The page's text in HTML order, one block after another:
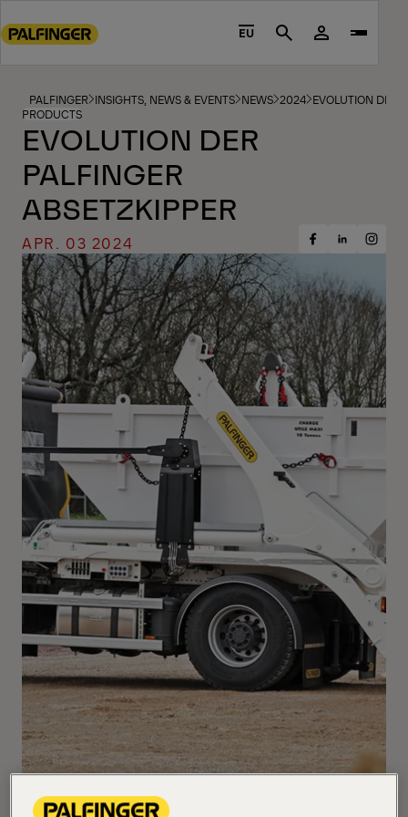
to
footer
content
EU Search
PALFINGER INSIGHTS, NEWS & EVENTS NEWS 2024 EVOLUTION DER
PRODUCTS
EVOLUTION DER
PALFINGER
ABSETZKIPPER
APR. 03 2024
Share
Facebook
Share
LinkedIn
Share
... wenn Details den Unterschied machen ...